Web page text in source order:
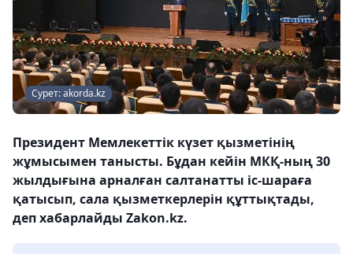
Сурет: akorda.kz
Президент Мемлекеттік күзет қызметінің
жұмысымен танысты. Бұдан кейін МКҚ-ның 30
жылдығына арналған салтанатты іс-шараға
қатысып, сала қызметкерлерін құттықтады,
деп хабарлайды Zakon.kz.